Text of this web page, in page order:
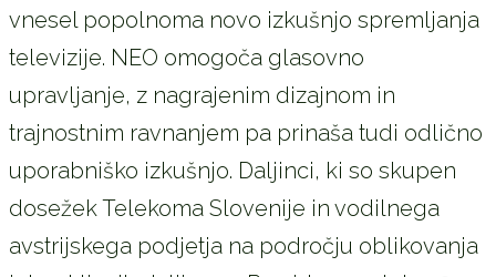
vnesel popolnoma novo izkušnjo spremljanja
televizije. NEO omogoča glasovno
upravljanje, z nagrajenim dizajnom in
trajnostnim ravnanjem pa prinaša tudi odlično
uporabniško izkušnjo. Daljinci, ki so skupen
dosežek Telekoma Slovenije in vodilnega
avstrijskega podjetja na področju oblikovanja